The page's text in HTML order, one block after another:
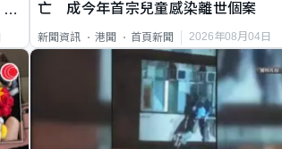
亡 成今年首宗兒童感染離世個案
新聞資訊 港聞 首頁新聞 2026年08月04日